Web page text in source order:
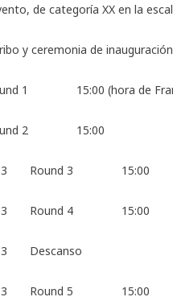
de categoría XX en la
y ceremonia de inauguración
1 15:00 (hora de
Round 2 15:00
2013 Round 3 15:00
2013 Round 4 15:00
Descanso
2013 Round 5 15:00